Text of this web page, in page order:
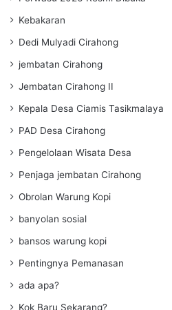
Kebakaran
Dedi Mulyadi Cirahong
jembatan Cirahong
Jembatan Cirahong II
Kepala Desa Ciamis Tasikmalaya
PAD Desa Cirahong
Pengelolaan Wisata Desa
Penjaga jembatan Cirahong
Obrolan Warung Kopi
banyolan sosial
bansos warung kopi
Pentingnya Pemanasan
ada apa?
Kok Baru Sekarang?